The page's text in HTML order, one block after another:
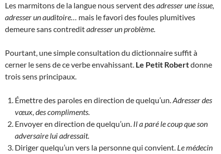
Les marmitons de la langue nous servent desadresser une issue,
adresser un auditoire… mais le favori des foules plumitives
demeure sans contreditadresser un problème.
Pourtant, une simple consultation du dictionnaire suffit à
cerner le sens de ce verbe envahissant. Le Petit Robertdonne
trois sens principaux.
Émettre des paroles en direction de quelqu’un.Adresser des
vœux, des compliments.
Envoyer en direction de quelqu’un. Il a paré le coup que son
adversaire lui adressait.
Diriger quelqu’un vers la personne qui convient. Le médecin